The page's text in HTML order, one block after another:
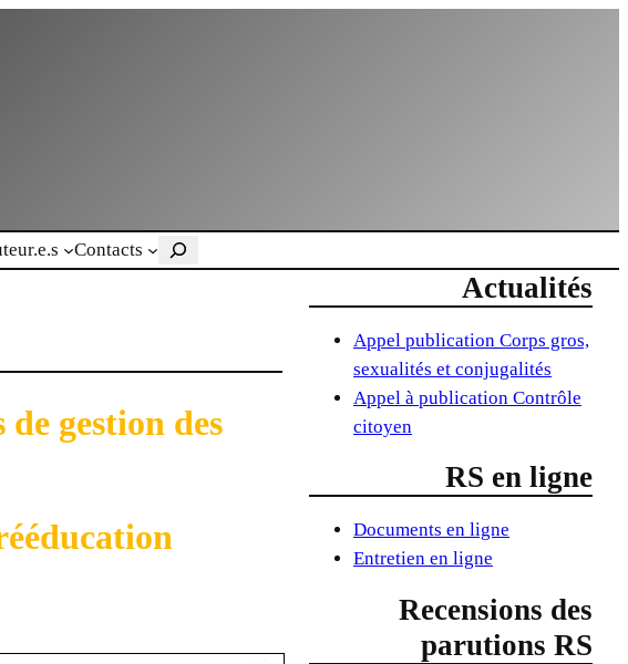
Contacts Rechercher
gestion des
Actualités
Appel publication Corps gros,
sexualités et conjugalités
Appel à publication Contrôle
citoyen
RS en ligne
Documents en ligne
Entretien en ligne
Recensions des
parutions RS